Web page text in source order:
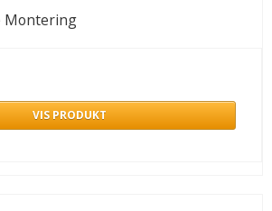
Montering
VIS PRODUKT